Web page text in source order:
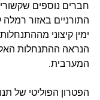
חברים נוספים
התורניים באזור
ימין קיצוני
הנראה ההתנחלות
המערבית.
הפטרון הפוליטי של